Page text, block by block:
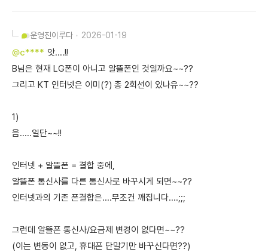
운영진이루다 2026-01-19
@c**** 앗....!!
B님은 현재 LG폰이 아니고 알뜰폰인 것일까요~~??
그리고 KT 인터넷은 이미(?) 총 2회선이 있나유~~??
1)
음.....일단~~!!
인터넷 + 알뜰폰 = 결합 중에,
알뜰폰 통신사를 다른 통신사로 바꾸시게 되면~~??
인터넷과의 기존 폰결합은....무조건 깨집니다....;;;
그런데 알뜰폰 통신사/요금제 변경이 없다면~~??
(이는 변동이 없고, 휴대폰 단말기만 바꾸신다면??)